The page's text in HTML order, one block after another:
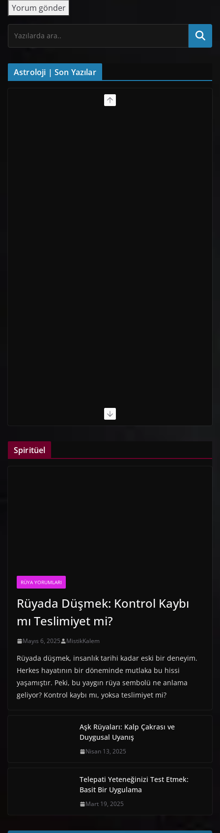
Astroloji | Son Yazılar
Spiritüel
RÜYA YORUMLARI
Rüyada Düşmek: Kontrol Kaybı
mı Teslimiyet mi?
Mayıs 6, 2025 MistikKalem
Rüyada düşmek, insanlık tarihi kadar eski bir deneyim.
Herkes hayatının bir döneminde mutlaka bu hissi
yaşamıştır. Peki, bu yaygın rüya sembolü ne anlama
geliyor? Kontrol kaybı mı, yoksa teslimiyet mi?
Aşk Rüyaları: Kalp Çakrası ve
Duygusal Uyanış
Nisan 13, 2025
Telepati Yeteneğinizi Test Etmek:
Basit Bir Uygulama
Mart 19, 2025